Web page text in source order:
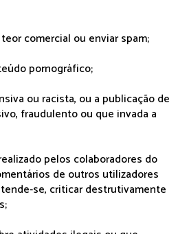
comercial ou enviar spam;
pornográfico;
ou racista, ou a publicação de
fraudulento ou que invada a
pelos colaboradores do
de outros utilizadores
se, criticar destrutivamente